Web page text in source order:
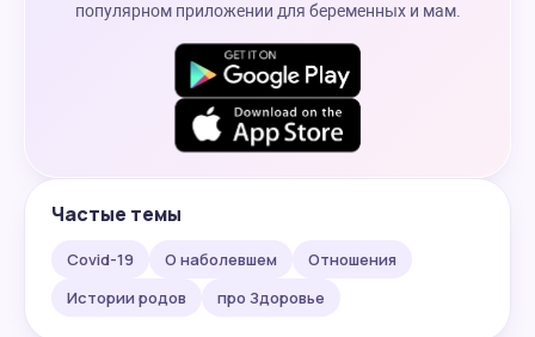
популярном приложении для беременных и мам.
Частые темы
Covid-19 О наболевшем
Отношения
Истории родов
про Здоровье